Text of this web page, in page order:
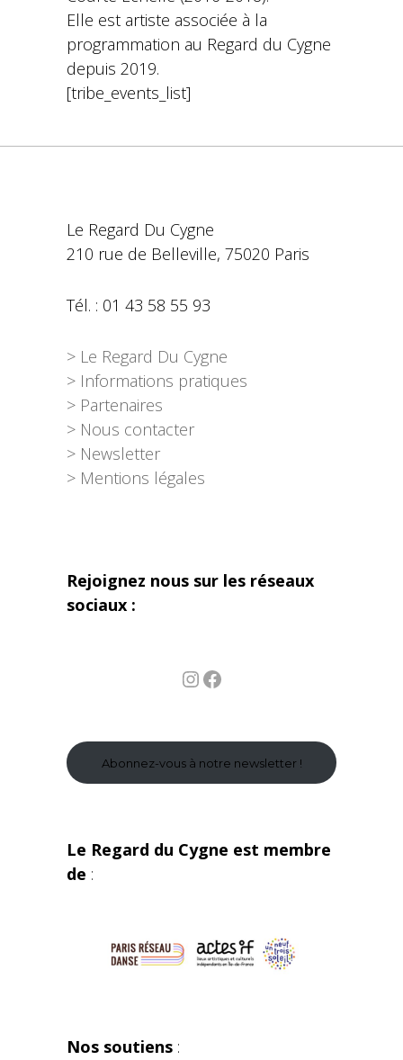
Elle est artiste associée à la
programmation au Regard du Cygne
depuis 2019.
[tribe_events_list]
Le Regard Du Cygne
210 rue de Belleville, 75020 Paris
Tél. : 01 43 58 55 93
> Le Regard Du Cygne
> Informations pratiques
> Partenaires
> Nous contacter
> Newsletter
> Mentions légales
Rejoignez nous sur les réseaux
sociaux :
InstagramFacebook
Abonnez-vous à notre newsletter !
Le Regard du Cygne est membre
de :
Nos soutiens :